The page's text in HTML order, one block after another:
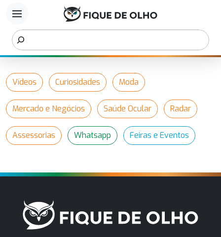
menu
Vídeos Curiosidades Moda
Mercado e Negócios Saúde Ocular Radar
Assessorias Whatsapp Feiras e Eventos